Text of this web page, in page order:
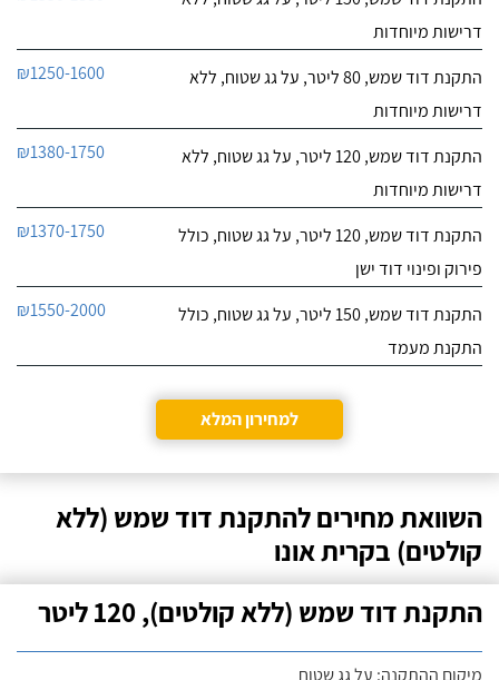
דרישות מיוחדות
התקנת דוד שמש, 80 ליטר, על גג שטוח, ללא
דרישות מיוחדות
₪1250-1600
התקנת דוד שמש, 120 ליטר, על גג שטוח, ללא
דרישות מיוחדות
₪1380-1750
התקנת דוד שמש, 120 ליטר, על גג שטוח, כולל
פירוק ופינוי דוד ישן
₪1370-1750
התקנת דוד שמש, 150 ליטר, על גג שטוח, כולל
התקנת מעמד
₪1550-2000
למחירון המלא
השוואת מחירים להתקנת דוד שמש (ללא
קולטים) בקרית אונו
התקנת דוד שמש (ללא קולטים), 120 ליטר
מיקום ההתקנה: על גג שטוח